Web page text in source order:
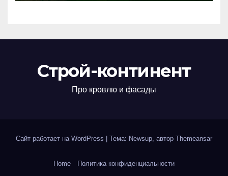
Строй-континент
Про кровлю и фасады
Сайт работает на WordPress Тема: Newsup, автор Themeansar
Home Политика конфиденциальности